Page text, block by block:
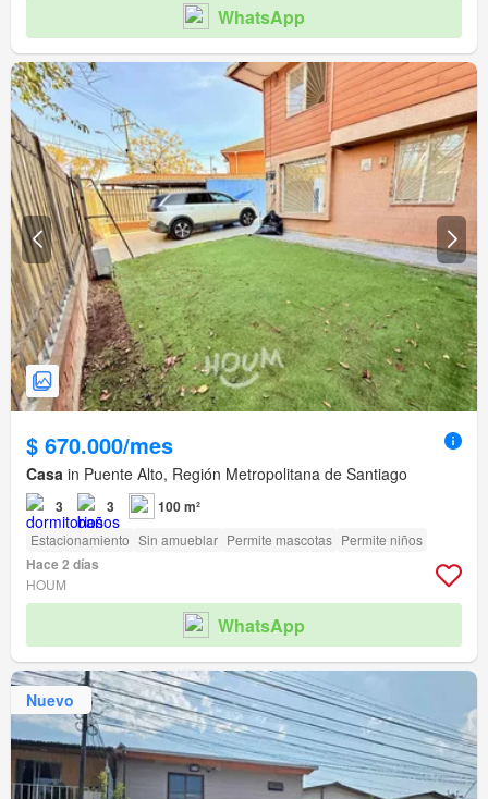
WhatsApp
$ 670.000/mes
Casa in Puente Alto, Región Metropolitana de Santiago
3 3 100 m²
Estacionamiento Sin amueblar Permite mascotas Permite niños
Hace 2 días
HOUM
WhatsApp
Nuevo